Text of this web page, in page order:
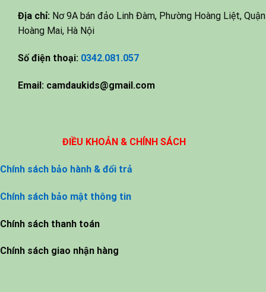
Địa chỉ: Nơ 9A bán đảo Linh Đàm, Phường Hoàng Liệt, Quận
Hoàng Mai, Hà Nội
Số điện thoại: 0342.081.057
Email: camdaukids@gmail.com
ĐIỀU KHOẢN & CHÍNH SÁCH
Chính sách bảo hành & đổi trả
Chính sách bảo mật thông tin
Chính sách thanh toán
Chính sách giao nhận hàng